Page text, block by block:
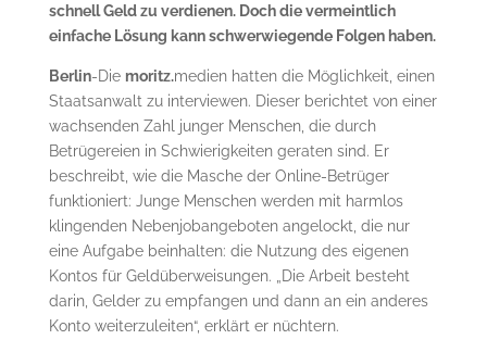
schnell Geld zu verdienen. Doch die vermeintlich
einfache Lösung kann schwerwiegende Folgen haben.
Berlin-Die moritz.medien hatten die Möglichkeit, einen
Staatsanwalt zu interviewen. Dieser berichtet von einer
wachsenden Zahl junger Menschen, die durch
Betrügereien in Schwierigkeiten geraten sind. Er
beschreibt, wie die Masche der Online-Betrüger
funktioniert: Junge Menschen werden mit harmlos
klingenden Nebenjobangeboten angelockt, die nur
eine Aufgabe beinhalten: die Nutzung des eigenen
Kontos für Geldüberweisungen. „Die Arbeit besteht
darin, Gelder zu empfangen und dann an ein anderes
Konto weiterzuleiten“, erklärt er nüchtern.